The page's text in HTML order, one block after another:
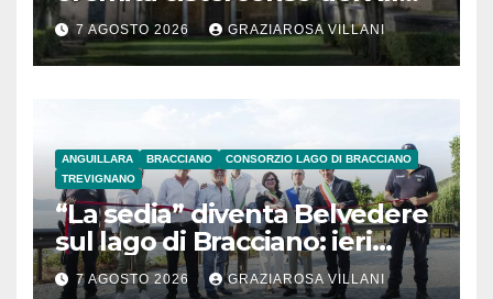
secolo
7 AGOSTO 2026 GRAZIAROSA VILLANI
ANGUILLARA BRACCIANO
CONSORZIO LAGO DI BRACCIANO
TREVIGNANO
“La sedia” diventa Belvedere
sul lago di Bracciano: ieri
l’inaugurazione
7 AGOSTO 2026 GRAZIAROSA VILLANI